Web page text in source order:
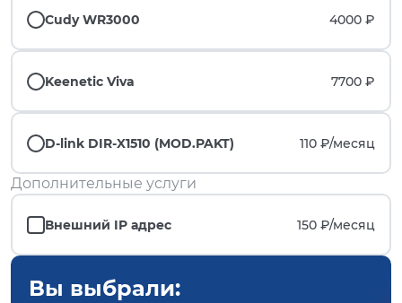
Cudy WR3000 4000 ₽
Keenetic Viva 7700 ₽
D-link DIR-X1510 (MOD.PAKT) 110 ₽/месяц
Дополнительные услуги
Внешний IP адрес 150 ₽/месяц
Вы выбрали: